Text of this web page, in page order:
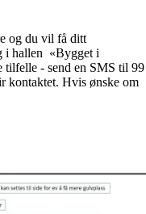
og du vil få ditt
i hallen «Bygget i
- send en SMS til 99
kontaktet. Hvis ønske om